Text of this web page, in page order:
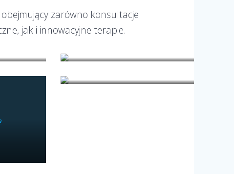
zarówno konsultacje
jak i innowacyjne terapie.